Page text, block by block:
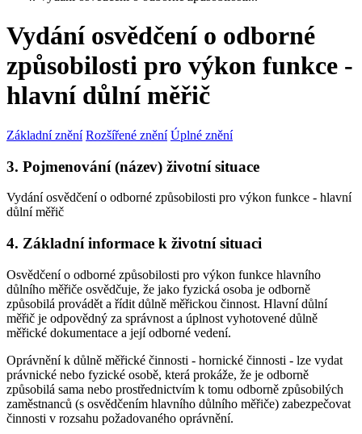
Vydání osvědčení o odborné
způsobilosti pro výkon funkce -
hlavní důlní měřič
Základní znění Rozšířené znění Úplné znění
3. Pojmenování (název) životní situace
Vydání osvědčení o odborné způsobilosti pro výkon funkce - hlavní
důlní měřič
4. Základní informace k životní situaci
Osvědčení o odborné způsobilosti pro výkon funkce hlavního
důlního měřiče osvědčuje, že jako fyzická osoba je odborně
způsobilá provádět a řídit důlně měřickou činnost. Hlavní důlní
měřič je odpovědný za správnost a úplnost vyhotovené důlně
měřické dokumentace a její odborné vedení.
Oprávnění k důlně měřické činnosti - hornické činnosti - lze vydat
právnické nebo fyzické osobě, která prokáže, že je odborně
způsobilá sama nebo prostřednictvím k tomu odborně způsobilých
zaměstnanců (s osvědčením hlavního důlního měřiče) zabezpečovat
činnosti v rozsahu požadovaného oprávnění.